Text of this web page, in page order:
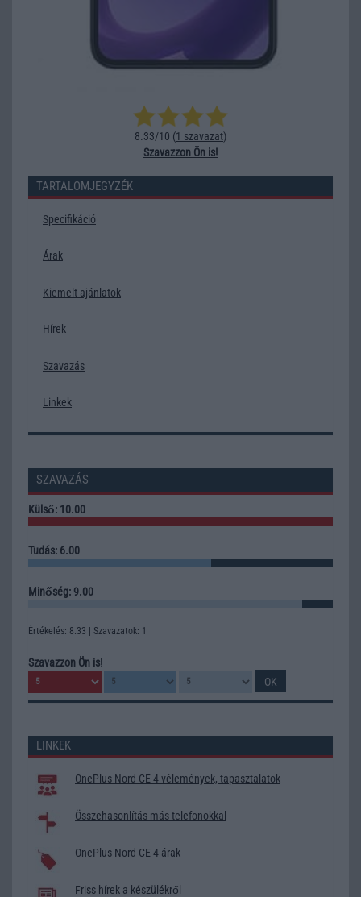
8.33/10 (1 szavazat)
Szavazzon Ön is!
TARTALOMJEGYZÉK
Specifikáció
Árak
Kiemelt ajánlatok
Hírek
Szavazás
Linkek
SZAVAZÁS
Külső: 10.00
Tudás: 6.00
Minőség: 9.00
Értékelés: 8.33 | Szavazatok: 1
Szavazzon Ön is!
LINKEK
OnePlus Nord CE 4 vélemények, tapasztalatok
Összehasonlítás más telefonokkal
OnePlus Nord CE 4 árak
Friss hírek a készülékről